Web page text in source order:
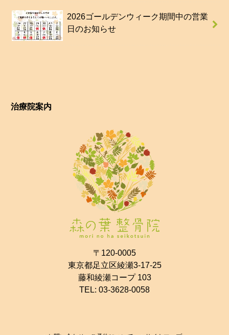
2026ゴールデンウィーク期間中の営業
日のお知らせ
治療院案内
〒120-0005
東京都足立区綾瀬3-17-25
藤和綾瀬コープ 103
TEL: 03-3628-0058